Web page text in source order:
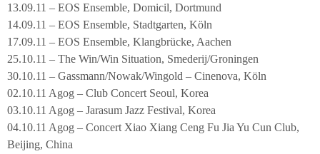
13.09.11 – EOS Ensemble, Domicil, Dortmund
14.09.11 – EOS Ensemble, Stadtgarten, Köln
17.09.11 – EOS Ensemble, Klangbrücke, Aachen
25.10.11 – The Win/Win Situation, Smederij/Groningen
30.10.11 – Gassmann/Nowak/Wingold – Cinenova, Köln
02.10.11 Agog – Club Concert Seoul, Korea
03.10.11 Agog – Jarasum Jazz Festival, Korea
04.10.11 Agog – Concert Xiao Xiang Ceng Fu Jia Yu Cun Club,
Beijing, China